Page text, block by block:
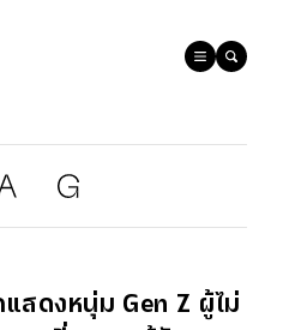
สดงหนุ่ม Gen Z ผู้ไม่